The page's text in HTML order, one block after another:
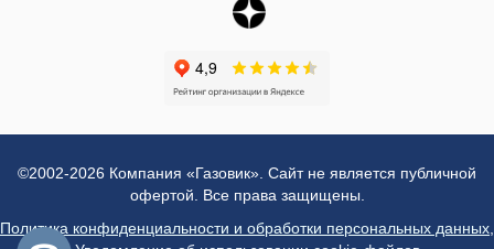
©2002-2026 Компания «Газовик». Сайт не является публичной
офертой. Все права защищены.
Политика конфиденциальности и обработки персональных данных